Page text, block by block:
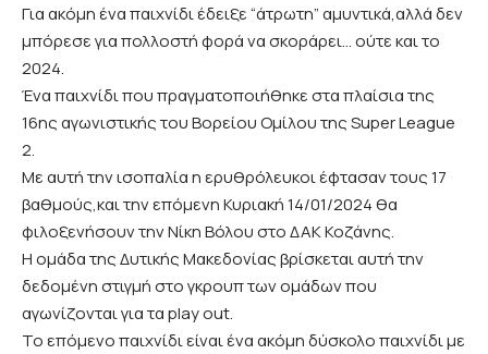
Για ακόμη ένα παιχνίδι έδειξε “άτρωτη” αμυντικά,αλλά δεν
μπόρεσε για πολλοστή φορά να σκοράρει… ούτε και το
2024.
Ένα παιχνίδι που πραγματοποιήθηκε στα πλαίσια της
16ης αγωνιστικής του Βορείου Ομίλου της Super League
2.
Mε αυτή την ισοπαλία η ερυθρόλευκοι έφτασαν τους 17
βαθμούς,και την επόμενη Κυριακή 14/01/2024 θα
φιλοξενήσουν την Νίκη Βόλου στο ΔΑΚ Κοζάνης.
Η ομάδα της Δυτικής Μακεδονίας βρίσκεται αυτή την
δεδομένη στιγμή στο γκρουπ των ομάδων που
αγωνίζονται για τα play out.
Το επόμενο παιχνίδι είναι ένα ακόμη δύσκολο παιχνίδι με